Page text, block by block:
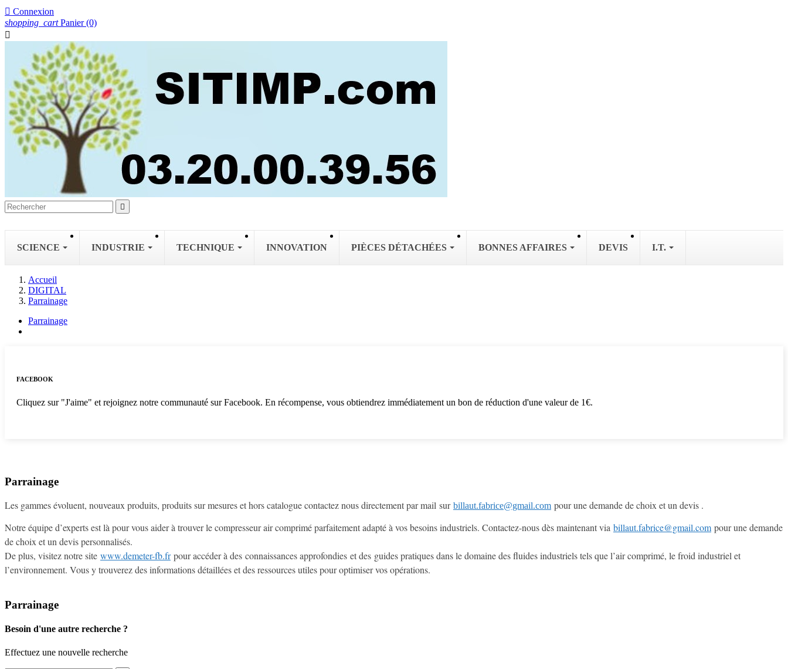
 Connexion
shopping_cart Panier (0)


SCIENCE INDUSTRIE TECHNIQUE INNOVATION PIÈCES DÉTACHÉES BONNES AFFAIRES DEVIS I.T.
Accueil
DIGITAL
Parrainage
Parrainage
FACEBOOK
Cliquez sur "J'aime" et rejoignez notre communauté sur Facebook. En récompense, vous obtiendrez immédiatement un bon de réduction d'une valeur de 1€.
Parrainage
Les gammes évoluent, nouveaux produits, produits sur mesures et hors catalogue contactez nous directement par mail sur billaut.fabrice@gmail.com pour une demande de choix et un devis .
Notre équipe d’experts est là pour vous aider à trouver le compresseur air comprimé parfaitement adapté à vos besoins industriels. Contactez-nous dès maintenant via billaut.fabrice@gmail.com pour une demande
de choix et un devis personnalisés.
De plus, visitez notre site www.demeter-fb.frpour accéder à des connaissances approfondies et des guides pratiques dans le domaine des fluides industriels tels que l’air comprimé, le froid industriel et
l’environnement. Vous y trouverez des informations détaillées et des ressources utiles pour optimiser vos opérations.
Parrainage
Besoin d'une autre recherche ?
Effectuez une nouvelle recherche